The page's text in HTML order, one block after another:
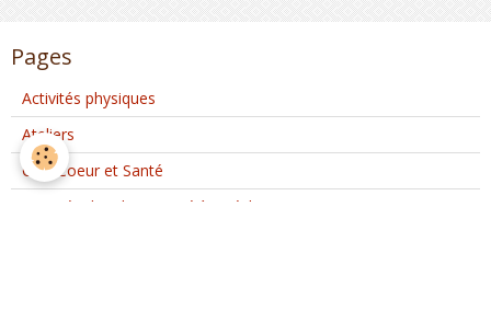
Pages
Activités physiques
Ateliers
Club Coeur et Santé
Activités d'Ateliers Santé à Etréchy